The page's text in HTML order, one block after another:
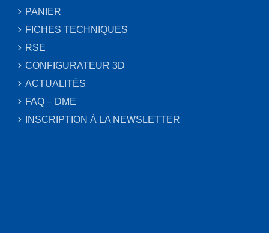
PANIER
FICHES TECHNIQUES
RSE
CONFIGURATEUR 3D
ACTUALITÉS
FAQ – DME
INSCRIPTION À LA NEWSLETTER